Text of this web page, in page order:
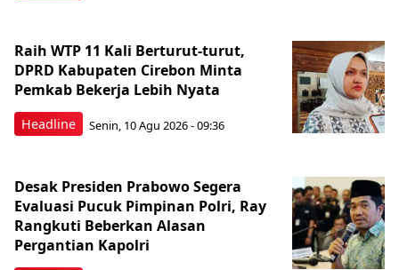
Headline
Raih WTP 11 Kali Berturut-turut,
DPRD Kabupaten Cirebon Minta
Pemkab Bekerja Lebih Nyata
Senin, 10 Agu 2026 - 09:36
Desak Presiden Prabowo Segera
Evaluasi Pucuk Pimpinan Polri, Ray
Rangkuti Beberkan Alasan
Pergantian Kapolri